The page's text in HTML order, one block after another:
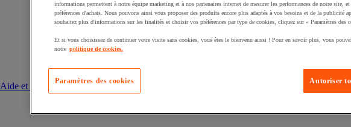
Aide et contact
informations permettent à notre équipe marketing et à nos partenaires internet de mesurer les performances de notre site,
préférences d'achats. Nous pouvons ainsi vous proposer des produits encore plus adaptés à vos besoins et de la publicité
souhaitez plus d'informations sur les finalités et choisir vos préférences par type de cookies, cliquez sur « Paramètres des
Et si vous choisissez de continuer votre visite sans cookies, vous êtes le bienvenu aussi ! Pour en savoir plus, vous
notre politique de cookies.
Autoriser
Paramètres des cookies